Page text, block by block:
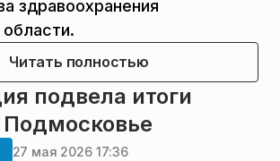
здравоохранения
Читать полностью
подвела итоги
27 мая 2026 17:36